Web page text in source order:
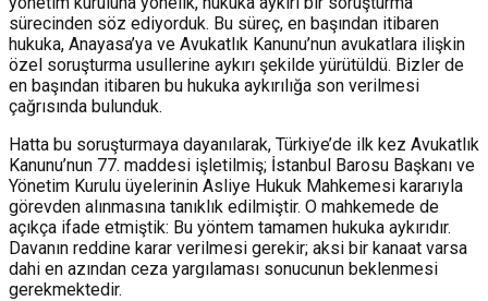
sürecinden söz ediyorduk. Bu süreç, en başından itibaren
hukuka, Anayasa’ya ve Avukatlık Kanunu’nun avukatlara ilişkin
özel soruşturma usullerine aykırı şekilde yürütüldü. Bizler de
en başından itibaren bu hukuka aykırılığa son verilmesi
çağrısında bulunduk.
Hatta bu soruşturmaya dayanılarak, Türkiye’de ilk kez Avukatlık
Kanunu’nun 77. maddesi işletilmiş; İstanbul Barosu Başkanı ve
Yönetim Kurulu üyelerinin Asliye Hukuk Mahkemesi kararıyla
görevden alınmasına tanıklık edilmiştir. O mahkemede de
açıkça ifade etmiştik: Bu yöntem tamamen hukuka aykırıdır.
Davanın reddine karar verilmesi gerekir; aksi bir kanaat varsa
dahi en azından ceza yargılaması sonucunun beklenmesi
gerekmektedir.